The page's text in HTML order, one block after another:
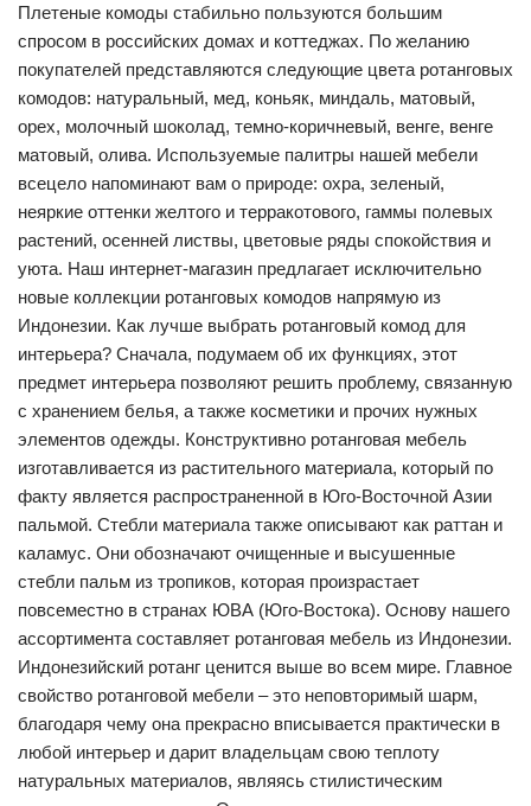
Плетеные комоды стабильно пользуются большим
спросом в российских домах и коттеджах. По желанию
покупателей представляются следующие цвета ротанговых
комодов: натуральный, мед, коньяк, миндаль, матовый,
орех, молочный шоколад, темно-коричневый, венге, венге
матовый, олива. Используемые палитры нашей мебели
всецело напоминают вам о природе: охра, зеленый,
неяркие оттенки желтого и терракотового, гаммы полевых
растений, осенней листвы, цветовые ряды спокойствия и
уюта. Наш интернет-магазин предлагает исключительно
новые коллекции ротанговых комодов напрямую из
Индонезии. Как лучше выбрать ротанговый комод для
интерьера? Сначала, подумаем об их функциях, этот
предмет интерьера позволяют решить проблему, связанную
с хранением белья, а также косметики и прочих нужных
элементов одежды. Конструктивно ротанговая мебель
изготавливается из растительного материала, который по
факту является распространенной в Юго-Восточной Азии
пальмой. Стебли материала также описывают как раттан и
каламус. Они обозначают очищенные и высушенные
стебли пальм из тропиков, которая произрастает
повсеместно в странах ЮВА (Юго-Востока). Основу нашего
ассортимента составляет ротанговая мебель из Индонезии.
Индонезийский ротанг ценится выше во всем мире. Главное
свойство ротанговой мебели – это неповторимый шарм,
благодаря чему она прекрасно вписывается практически в
любой интерьер и дарит владельцам свою теплоту
натуральных материалов, являясь стилистическим